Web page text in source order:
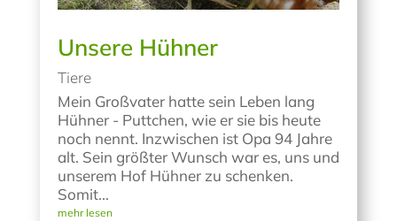
Unsere Hühner
Tiere
Mein Großvater hatte sein Leben lang
Hühner - Puttchen, wie er sie bis heute
noch nennt. Inzwischen ist Opa 94 Jahre
alt. Sein größter Wunsch war es, uns und
unserem Hof Hühner zu schenken.
Somit...
mehr lesen